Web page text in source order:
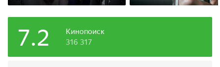
Кинопоиск
7.2 316 317